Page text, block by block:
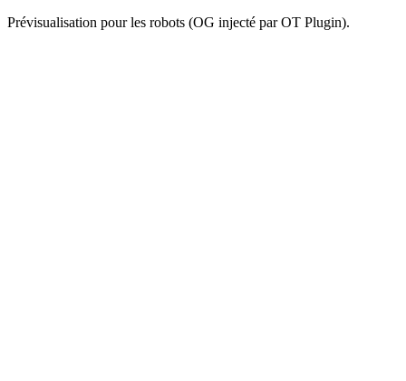
Prévisualisation pour les robots (OG injecté par OT Plugin).